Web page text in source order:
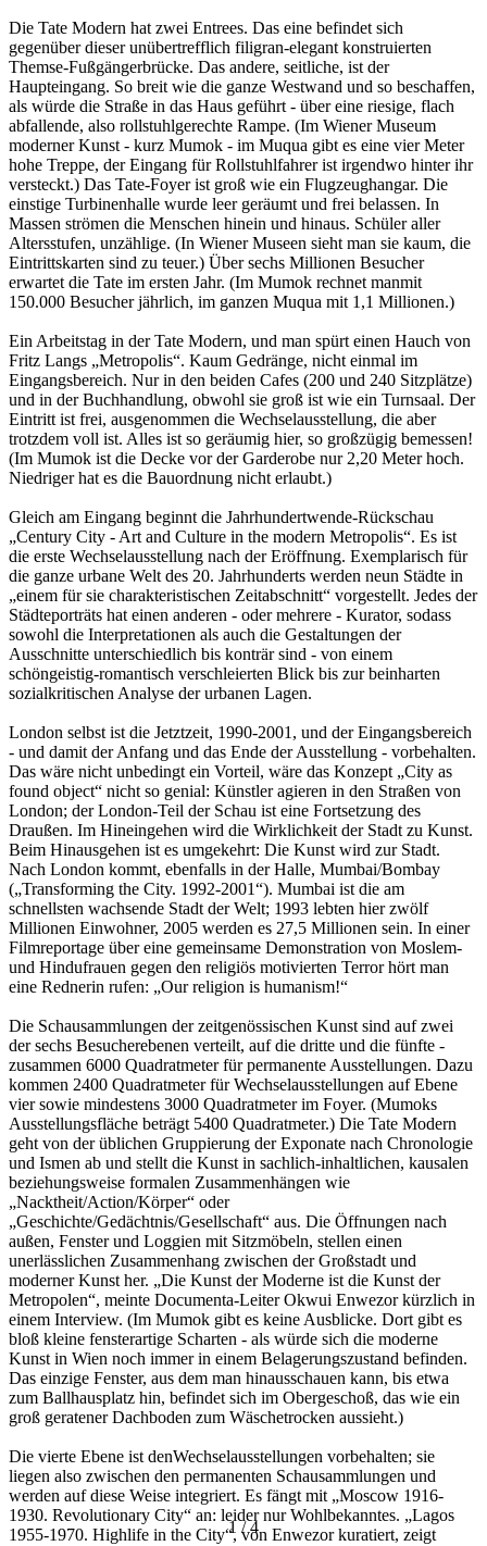
1/4
Die Tate Modern hat zwei Entrees. Das eine befindet sich
gegenüber dieser unübertrefflich filigran-elegant konstruierten
Themse-Fußgängerbrücke. Das andere, seitliche, ist der
Haupteingang. So breit wie die ganze Westwand und so beschaffen,
als würde die Straße in das Haus geführt - über eine riesige, flach
abfallende, also rollstuhlgerechte Rampe. (Im Wiener Museum
moderner Kunst - kurz Mumok - im Muqua gibt es eine vier Meter
hohe Treppe, der Eingang für Rollstuhlfahrer ist irgendwo hinter ihr
versteckt.) Das Tate-Foyer ist groß wie ein Flugzeughangar. Die
einstige Turbinenhalle wurde leer geräumt und frei belassen. In
Massen strömen die Menschen hinein und hinaus. Schüler aller
Altersstufen, unzählige. (In Wiener Museen sieht man sie kaum, die
Eintrittskarten sind zu teuer.) Über sechs Millionen Besucher
erwartet die Tate im ersten Jahr. (Im Mumok rechnet manmit
150.000 Besucher jährlich, im ganzen Muqua mit 1,1 Millionen.)
Ein Arbeitstag in der Tate Modern, und man spürt einen Hauch von
Fritz Langs „Metropolis“. Kaum Gedränge, nicht einmal im
Eingangsbereich. Nur in den beiden Cafes (200 und 240 Sitzplätze)
und in der Buchhandlung, obwohl sie groß ist wie ein Turnsaal. Der
Eintritt ist frei, ausgenommen die Wechselausstellung, die aber
trotzdem voll ist. Alles ist so geräumig hier, so großzügig bemessen!
(Im Mumok ist die Decke vor der Garderobe nur 2,20 Meter hoch.
Niedriger hat es die Bauordnung nicht erlaubt.)
Gleich am Eingang beginnt die Jahrhundertwende-Rückschau
„Century City - Art and Culture in the modern Metropolis“. Es ist
die erste Wechselausstellung nach der Eröffnung. Exemplarisch für
die ganze urbane Welt des 20. Jahrhunderts werden neun Städte in
„einem für sie charakteristischen Zeitabschnitt“ vorgestellt. Jedes der
Städteporträts hat einen anderen - oder mehrere - Kurator, sodass
sowohl die Interpretationen als auch die Gestaltungen der
Ausschnitte unterschiedlich bis konträr sind - von einem
schöngeistig-romantisch verschleierten Blick bis zur beinharten
sozialkritischen Analyse der urbanen Lagen.
London selbst ist die Jetztzeit, 1990-2001, und der Eingangsbereich
- und damit der Anfang und das Ende der Ausstellung - vorbehalten.
Das wäre nicht unbedingt ein Vorteil, wäre das Konzept „City as
found object“ nicht so genial: Künstler agieren in den Straßen von
London; der London-Teil der Schau ist eine Fortsetzung des
Draußen. Im Hineingehen wird die Wirklichkeit der Stadt zu Kunst.
Beim Hinausgehen ist es umgekehrt: Die Kunst wird zur Stadt.
Nach London kommt, ebenfalls in der Halle, Mumbai/Bombay
(„Transforming the City. 1992-2001“). Mumbai ist die am
schnellsten wachsende Stadt der Welt; 1993 lebten hier zwölf
Millionen Einwohner, 2005 werden es 27,5 Millionen sein. In einer
Filmreportage über eine gemeinsame Demonstration von Moslem-
und Hindufrauen gegen den religiös motivierten Terror hört man
eine Rednerin rufen: „Our religion is humanism!“
Die Schausammlungen der zeitgenössischen Kunst sind auf zwei
der sechs Besucherebenen verteilt, auf die dritte und die fünfte -
zusammen 6000 Quadratmeter für permanente Ausstellungen. Dazu
kommen 2400 Quadratmeter für Wechselausstellungen auf Ebene
vier sowie mindestens 3000 Quadratmeter im Foyer. (Mumoks
Ausstellungsfläche beträgt 5400 Quadratmeter.) Die Tate Modern
geht von der üblichen Gruppierung der Exponate nach Chronologie
und Ismen ab und stellt die Kunst in sachlich-inhaltlichen, kausalen
beziehungsweise formalen Zusammenhängen wie
„Nacktheit/Action/Körper“ oder
„Geschichte/Gedächtnis/Gesellschaft“ aus. Die Öffnungen nach
außen, Fenster und Loggien mit Sitzmöbeln, stellen einen
unerlässlichen Zusammenhang zwischen der Großstadt und
moderner Kunst her. „Die Kunst der Moderne ist die Kunst der
Metropolen“, meinte Documenta-Leiter Okwui Enwezor kürzlich in
einem Interview. (Im Mumok gibt es keine Ausblicke. Dort gibt es
bloß kleine fensterartige Scharten - als würde sich die moderne
Kunst in Wien noch immer in einem Belagerungszustand befinden.
Das einzige Fenster, aus dem man hinausschauen kann, bis etwa
zum Ballhausplatz hin, befindet sich im Obergeschoß, das wie ein
groß geratener Dachboden zum Wäschetrocken aussieht.)
Die vierte Ebene ist denWechselausstellungen vorbehalten; sie
liegen also zwischen den permanenten Schausammlungen und
werden auf diese Weise integriert. Es fängt mit „Moscow 1916-
1930. Revolutionary City“ an: leider nur Wohlbekanntes. „Lagos
1955-1970. Highlife in the City“, von Enwezor kuratiert, zeigt